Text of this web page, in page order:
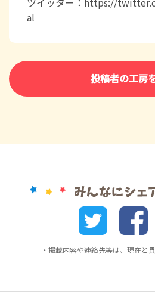
al
投稿者の工房
・掲載内容や連絡先等は、現在と